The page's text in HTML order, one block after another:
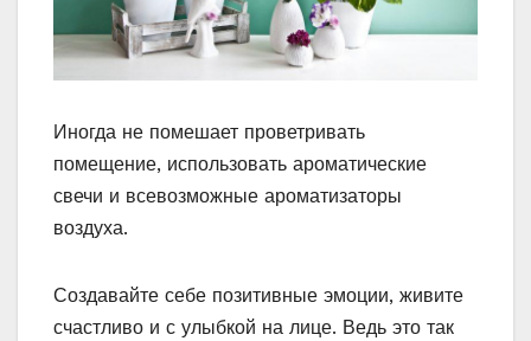
Иногда не помешает проветривать
помещение, использовать ароматические
свечи и всевозможные ароматизаторы
воздуха.
Создавайте себе позитивные эмоции, живите
счастливо и с улыбкой на лице. Ведь это так